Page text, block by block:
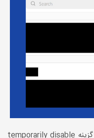
صفحه را به سمت پایین کشیده و روی گزینه temporarily disable